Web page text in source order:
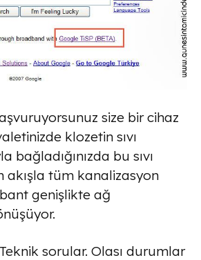
size bir cihaz
klozetin sıvı
bağladığınızda bu sıvı
akışla tüm kanalizasyon
genişlikte ağ
sorular. Olası durumlar